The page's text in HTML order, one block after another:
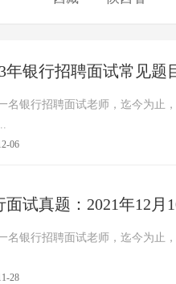
年银行招聘面试常见题
名银行招聘面试老师，迄今为止
06
面试真题：2021年12
名银行招聘面试老师，迄今为止
28